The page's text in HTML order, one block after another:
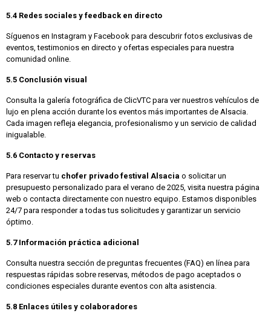
5.4 Redes sociales y feedback en directo
Síguenos en Instagram y Facebook para descubrir fotos exclusivas de
eventos, testimonios en directo y ofertas especiales para nuestra
comunidad online.
5.5 Conclusión visual
Consulta la galería fotográfica de ClicVTC para ver nuestros vehículos de
lujo en plena acción durante los eventos más importantes de Alsacia.
Cada imagen refleja elegancia, profesionalismo y un servicio de calidad
inigualable.
5.6 Contacto y reservas
Para reservar tu chofer privado festival Alsacia o solicitar un
presupuesto personalizado para el verano de 2025, visita nuestra página
web o contacta directamente con nuestro equipo. Estamos disponibles
24/7 para responder a todas tus solicitudes y garantizar un servicio
óptimo.
5.7 Información práctica adicional
Consulta nuestra sección de preguntas frecuentes (FAQ) en línea para
respuestas rápidas sobre reservas, métodos de pago aceptados o
condiciones especiales durante eventos con alta asistencia.
5.8 Enlaces útiles y colaboradores